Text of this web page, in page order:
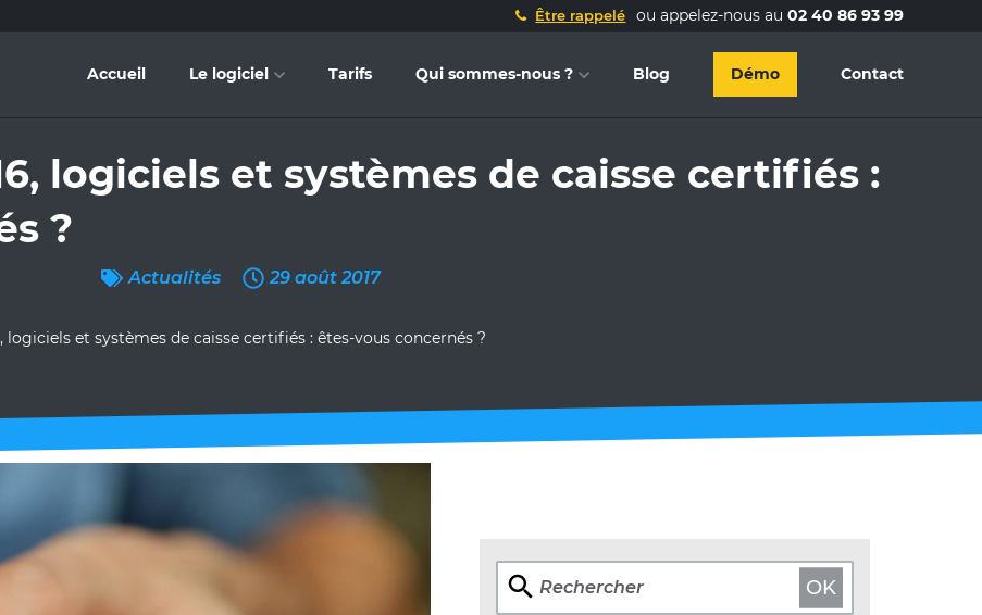
Accueil Le logiciel Tarifs Qui sommes-nous ? Blog Démo Contact
Être rappelé ou appelez-nous au 02 40 86 93 99
logiciels et systèmes de caisse certifiés :
?
Actualités 29 août 2017
logiciels et systèmes de caisse certifiés : êtes-vous concernés ?
OK
Rechercher